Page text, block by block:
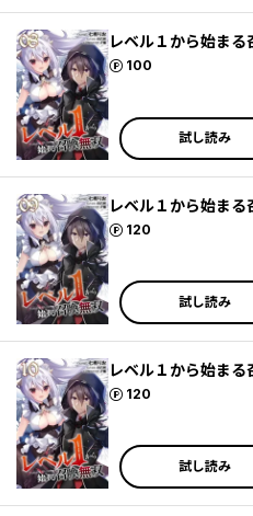
レベル１から始まる
100
ポイント
試し読み
レベル１から始まる
120
ポイント
試し読み
レベル１から始まる
120
ポイント
試し読み